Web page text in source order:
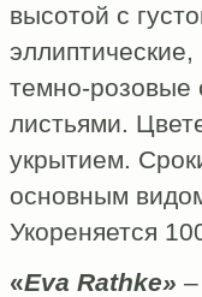
высотой с
темно-розовые
листьями.
укрытием.
основным
Укореняется
«Eva Rathke»